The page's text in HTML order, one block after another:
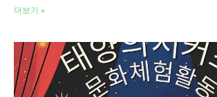
더보기 »